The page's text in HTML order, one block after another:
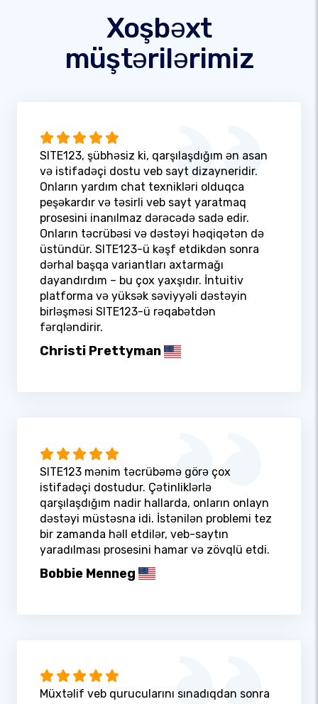
Xoşbəxt
müştərilərimiz
SITE123, şübhəsiz ki, qarşılaşdığım ən asan
və istifadəçi dostu veb sayt dizayneridir.
Onların yardım chat texnikləri olduqca
peşəkardır və təsirli veb sayt yaratmaq
prosesini inanılmaz dərəcədə sadə edir.
Onların təcrübəsi və dəstəyi həqiqətən də
üstündür. SITE123-ü kəşf etdikdən sonra
dərhal başqa variantları axtarmağı
dayandırdım – bu çox yaxşıdır. İntuitiv
platforma və yüksək səviyyəli dəstəyin
birləşməsi SITE123-ü rəqabətdən
fərqləndirir.
Christi Prettyman
SITE123 mənim təcrübəmə görə çox
istifadəçi dostudur. Çətinliklərlə
qarşılaşdığım nadir hallarda, onların onlayn
dəstəyi müstəsna idi. İstənilən problemi tez
bir zamanda həll etdilər, veb-saytın
yaradılması prosesini hamar və zövqlü etdi.
Bobbie Menneg
Müxtəlif veb qurucularını sınadıqdan sonra